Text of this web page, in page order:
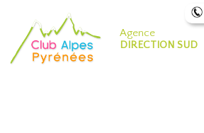
Agence
DIRECTION SUD